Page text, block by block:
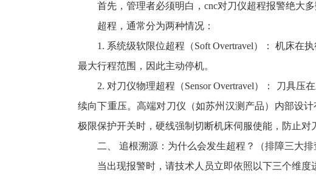
首先，管理者必须明白，cnc对刀仪超程报警绝大
超程，通常分为两种情况：
1. 系统级软限位超程（Soft Overtravel）： 机床在
最大行程范围，因此主动停机。
2. 对刀仪物理超程（Sensor Overtravel）： 刀具
续向下重压。高端对刀仪（如苏州汉测产品）内部设
极限保护开关时，硬线强制切断机床伺服使能，防止对
二、 追根溯源：为什么会发生超程？（排障三大排
当出现报警时，请技术人员立即依照以下三个维度